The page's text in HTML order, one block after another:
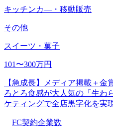
キッチンカ―・移動販売
その他
スイーツ・菓子
101〜300万円
【急成長】メディア掲載＋
ろとろ食感が大人気の「生わ
ケティングで全店黒字化を実
FC契約企業数